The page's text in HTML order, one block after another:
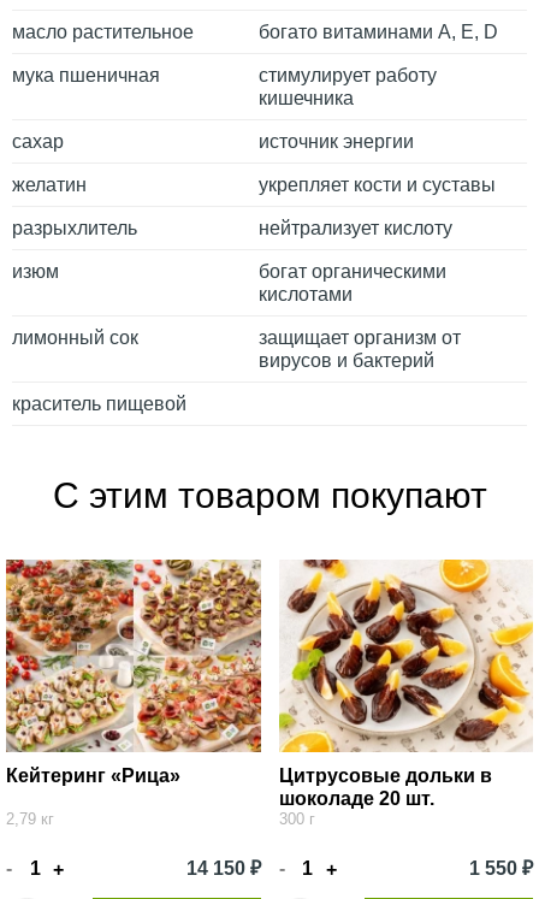
масло растительное богато витаминами A, E, D
мука пшеничная
стимулирует работу
кишечника
сахар источник энергии
желатин укрепляет кости и суставы
разрыхлитель нейтрализует кислоту
изюм
богат органическими
кислотами
лимонный сок
защищает организм от
вирусов и бактерий
краситель пищевой
С этим товаром покупают
Кейтеринг «Рица»
2,79 кг
- + 14 150 ₽
Цитрусовые дольки в
шоколаде 20 шт.
300 г
- + 1 550 ₽